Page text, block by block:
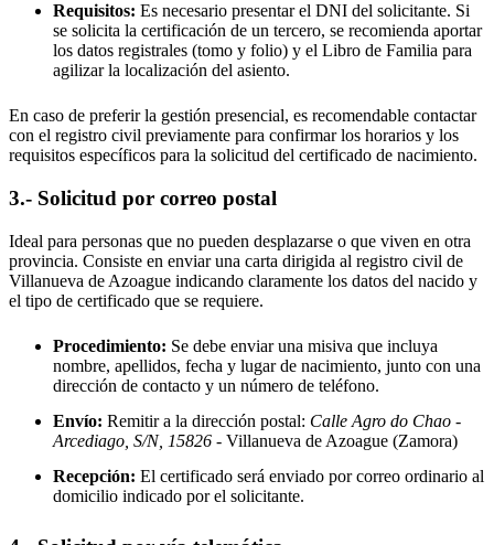
Requisitos: Es necesario presentar el DNI del solicitante. Si
se solicita la certificación de un tercero, se recomienda aportar
los datos registrales (tomo y folio) y el Libro de Familia para
agilizar la localización del asiento.
En caso de preferir la gestión presencial, es recomendable contactar
con el registro civil previamente para confirmar los horarios y los
requisitos específicos para la solicitud del certificado de nacimiento.
3.- Solicitud por correo postal
Ideal para personas que no pueden desplazarse o que viven en otra
provincia. Consiste en enviar una carta dirigida al registro civil de
Villanueva de Azoague indicando claramente los datos del nacido y
el tipo de certificado que se requiere.
Procedimiento: Se debe enviar una misiva que incluya
nombre, apellidos, fecha y lugar de nacimiento, junto con una
dirección de contacto y un número de teléfono.
Envío: Remitir a la dirección postal: Calle Agro do Chao -
Arcediago, S/N, 15826 - Villanueva de Azoague (Zamora)
Recepción: El certificado será enviado por correo ordinario al
domicilio indicado por el solicitante.